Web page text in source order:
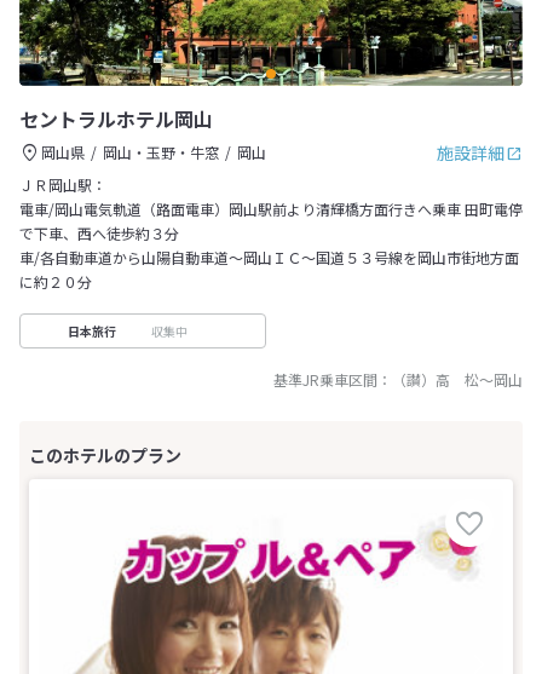
セントラルホテル岡山
施設詳細
岡山県 岡山・玉野・牛窓
岡山
ＪＲ岡山駅：
電車/岡山電気軌道（路面電車）岡山駅前より清輝橋方面行きへ乗車 田町電停
で下車、西へ徒歩約３分
車/各自動車道から山陽自動車道～岡山ＩＣ～国道５３号線を岡山市街地方面
に約２０分
日本旅行 収集中
基準JR乗車区間： （讃）高 松～岡山